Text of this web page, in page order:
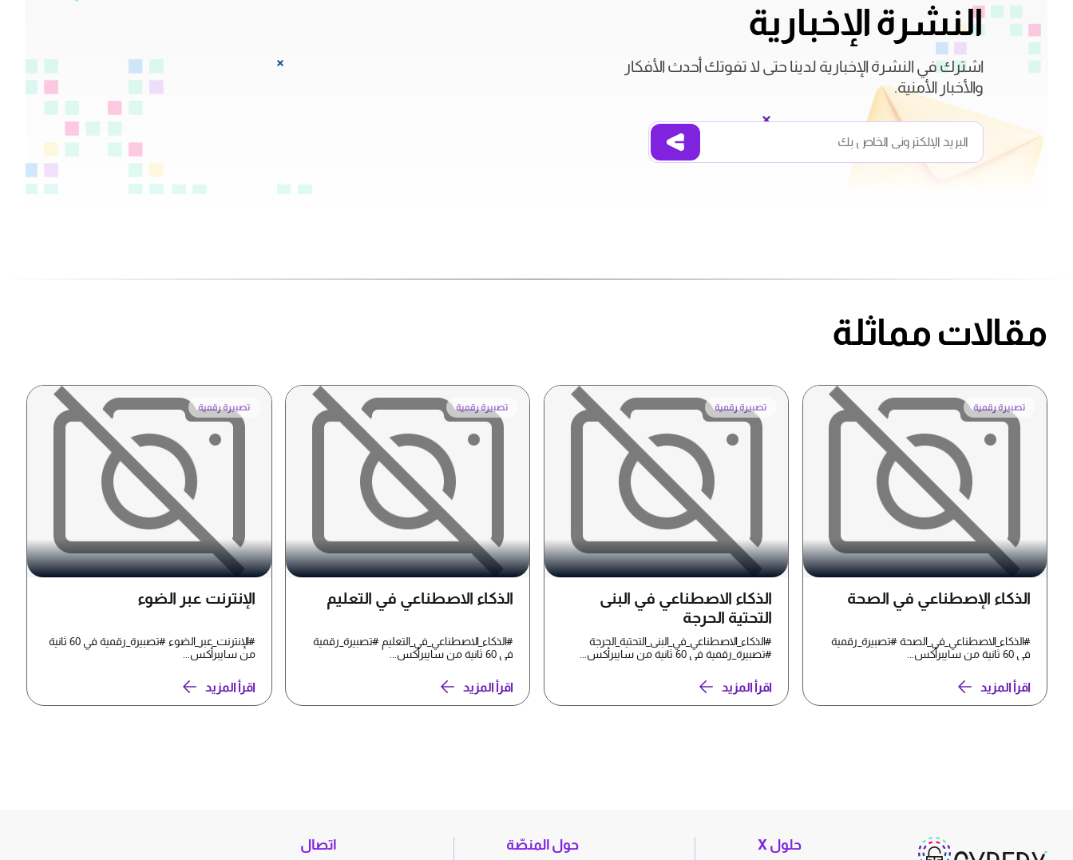
النشرة الإخبارية
اشترك في النشرة الإخبارية لدينا حتى لا تفوتك أحدث الأفكار
والأخبار الأمنية.
مقالات مماثلة
تصبيرة رقمية
الذكاء الإصطناعي في الصحة
#الذكاء_الاصطناعي_في_الصحة #تصبيرة_رقمية
في 60 ثانية من سايبرأكس...
اقرأ المزيد
تصبيرة رقمية
الذكاء الاصطناعي في البنى
التحتية الحرجة
#الذكاء_الاصطناعي_في_البنى_التحتية_الحرجة
#تصبيرة_رقمية في 60 ثانية من سايبرأكس...
اقرأ المزيد
تصبيرة رقمية
الذكاء الاصطناعي في التعليم
#الذكاء_الاصطناعي_في_التعليم #تصبيرة_رقمية
في 60 ثانية من سايبرأكس...
اقرأ المزيد
تصبيرة رقمية
الإنترنت عبر الضوء
#الإنترنت_عبر_الضوء #تصبيرة_رقمية في 60 ثانية
من سايبرأكس...
اقرأ المزيد
حلول X حول المنصّة اتصال